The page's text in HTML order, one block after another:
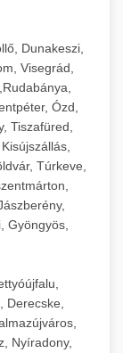
Dunakeszi,
Visegrád,
Ózd,
Tiszafüred,
Túrkeve,
Gyöngyös,
Derecske,
Nyíradony,